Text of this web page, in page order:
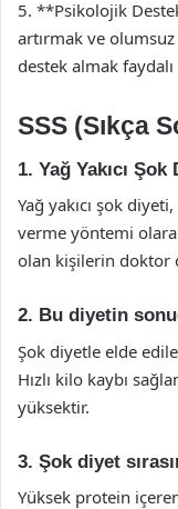
5. **Psikolojik
artırmak ve
destek almak
SSS (Sıkça
1. Yağ Yakıcı
Yağ yakıcı şok
verme yöntemi
olan kişilerin doktor
2. Bu diyetin
Şok diyetle elde
Hızlı kilo kaybı
yüksektir.
3. Şok diyet
Yüksek protein